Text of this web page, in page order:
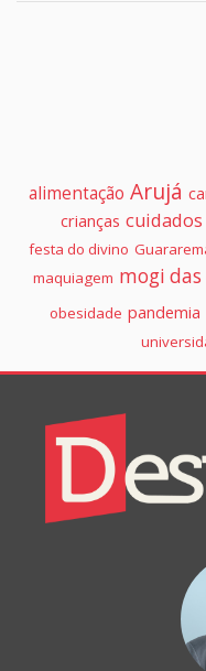
alimentação Arujá
crianças cuidados
festa do divino
maquiagem mogi das
obesidade pandemia
Colunistas
Destaque+
Online